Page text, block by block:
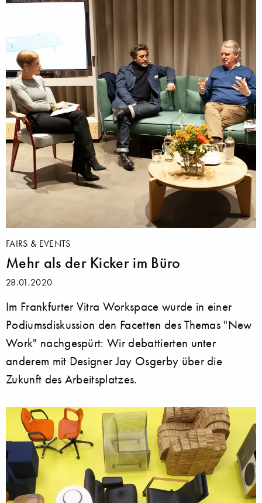
FAIRS & EVENTS
Mehr als der Kicker im Büro
28.01.2020
Im Frankfurter Vitra Workspace wurde in einer
Podiumsdiskussion den Facetten des Themas "New
Work" nachgespürt: Wir debattierten unter
anderem mit Designer Jay Osgerby über die
Zukunft des Arbeitsplatzes.